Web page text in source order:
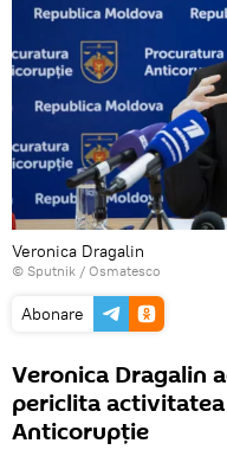
Veronica Dragalin
© Sputnik / Osmatesco
Abonare
Veronica Dragalin
periclita
Anticorupție